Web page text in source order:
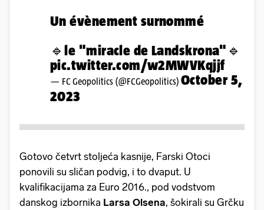
Un évènement surnommé
🔹le "miracle de Landskrona"🔹
pic.twitter.com/w2MWVKqjjf
— FC Geopolitics (@FCGeopolitics) October 5,
2023
Gotovo četvrt stoljeća kasnije, Farski Otoci
ponovili su sličan podvig, i to dvaput. U
kvalifikacijama za Euro 2016., pod vodstvom
danskog izbornika Larsa Olsena, šokirali su Grčku